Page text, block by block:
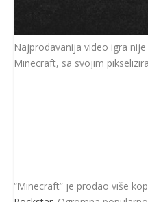
Najprodavanija video igra
Minecraft, sa svojim
“Minecraft” je prodao više